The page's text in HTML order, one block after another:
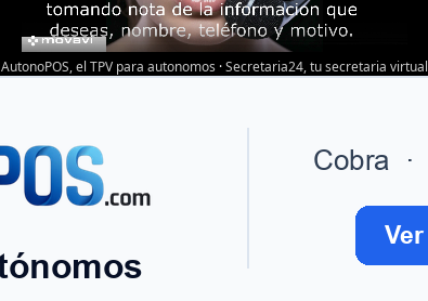
AutonoPOS, el TPV para autonomos ·Secretaria24, tu secretaria virtual